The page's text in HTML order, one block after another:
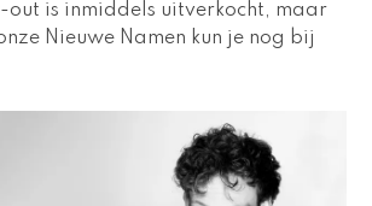
out is inmiddels uitverkocht, maar
Nieuwe Namen kun je nog bij